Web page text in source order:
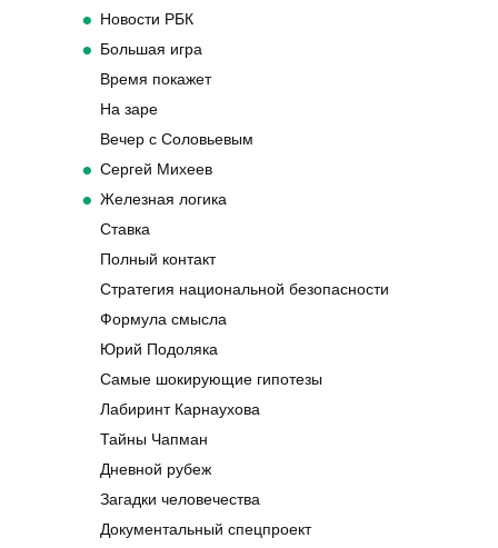
Новости РБК
Большая игра
Время покажет
На заре
Вечер с Соловьевым
Сергей Михеев
Железная логика
Ставка
Полный контакт
Стратегия национальной безопасности
Формула смысла
Юрий Подоляка
Самые шокирующие гипотезы
Лабиринт Карнаухова
Тайны Чапман
Дневной рубеж
Загадки человечества
Документальный спецпроект